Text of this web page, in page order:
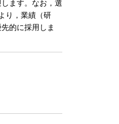
ます。なお，選
り，業績（研
的に採用しま